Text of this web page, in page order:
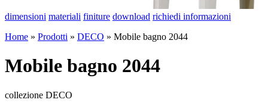
dimensioni materiali finiture download richiedi informazioni
Home » Prodotti » DECO » Mobile bagno 2044
Mobile bagno 2044
collezione DECO